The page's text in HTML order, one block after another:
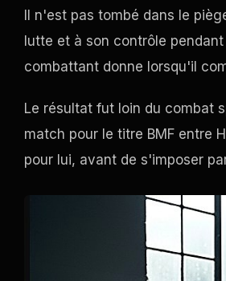
Il n'est pas tombé dans le
lutte et à son contrôle
combattant donne lorsqu'il
Le résultat fut loin du combat
match pour le titre BMF entre
pour lui, avant de s'imposer